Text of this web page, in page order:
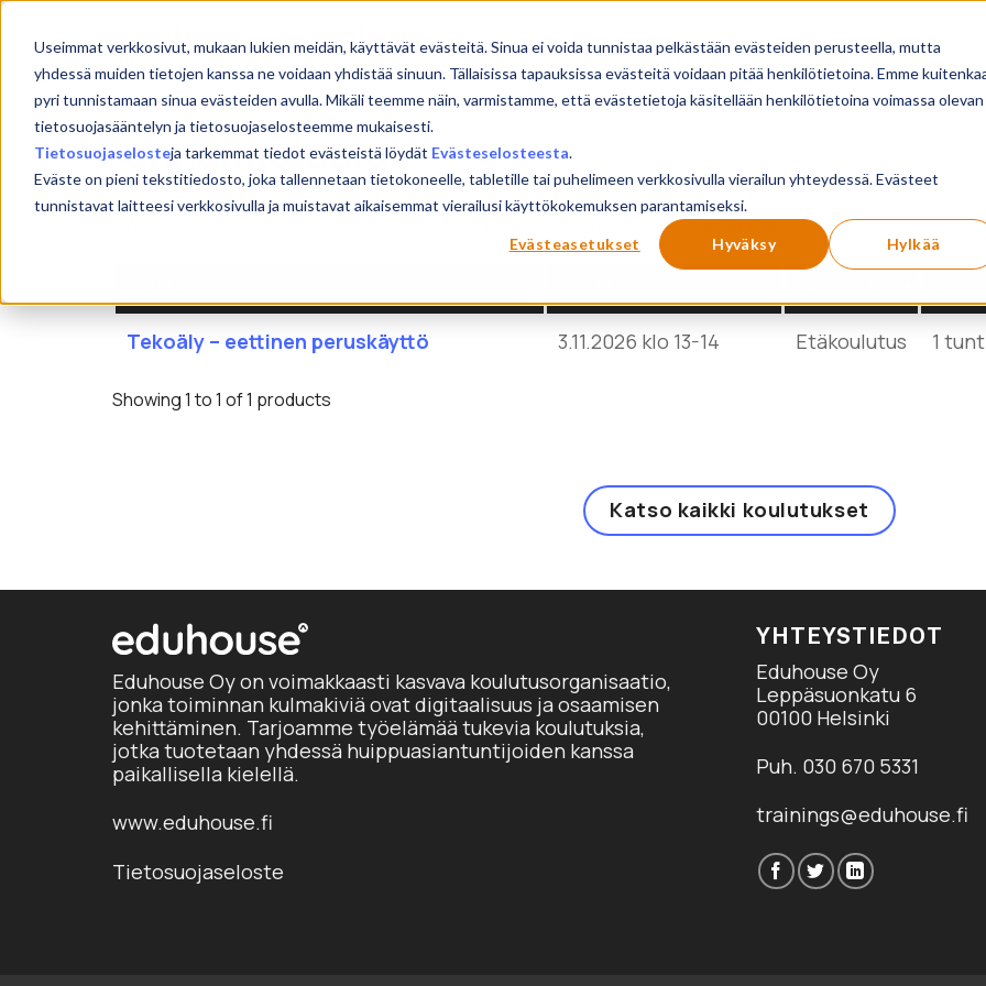
Useimmat verkkosivut, mukaan lukien meidän, käyttävät evästeitä. Sinua ei voida tunnistaa pelkästään evästeiden perusteella, mutta
yhdessä muiden tietojen kanssa ne voidaan yhdistää sinuun. Tällaisissa tapauksissa evästeitä voidaan pitää henkilötietoina. Emme
pyri tunnistamaan sinua evästeiden avulla. Mikäli teemme näin, varmistamme, että evästetietoja käsitellään henkilötietoina voimassa olevan
tietosuojasääntelyn ja tietosuojaselosteemme mukaisesti.
Tietosuojaselosteja tarkemmat tiedot evästeistä löydät Evästeselosteesta.
Eväste on pieni tekstitiedosto, joka tallennetaan tietokoneelle, tabletille tai puhelimeen verkkosivulla vierailun yhteydessä. Evästeet
tunnistavat laitteesi verkkosivulla ja muistavat aikaisemmat vierailusi käyttökokemuksen parantamiseksi.
Evästeasetukset Hyväksy Hylkää
Skip
content
Etusivu Koulutukset
ennakkoluulot
products
Tekoäly – eettinen peruskäyttö
3.11.2026 klo 13-14 Etäkoulutus 1
Showing 1 to 1 of 1 products
Katso kaikki koulutukset
Eduhouse Oy on voimakkaasti kasvava koulutusorganisaatio,
jonka toiminnan kulmakiviä ovat digitaalisuus ja osaamisen
kehittäminen. Tarjoamme työelämää tukevia koulutuksia,
jotka tuotetaan yhdessä huippuasiantuntijoiden kanssa
paikallisella kielellä.
www.eduhouse.fi
Tietosuojaseloste
YHTEYSTIEDOT
Eduhouse Oy
Leppäsuonkatu 6
00100 Helsinki
Puh. 030 670 5331
trainings@eduhouse.fi